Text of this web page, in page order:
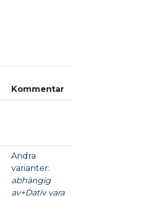
Kommentar
Andra
varianter:
abhängig
av+Dativ vara